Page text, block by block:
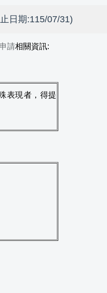
日期:115/07/31)
請相關資訊:
表現者， 得提